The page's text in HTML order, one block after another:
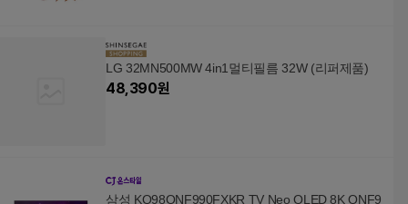
LG 32MN500MW 4in1멀티필름 32W (리퍼제품)
48,390원
삼성 KQ98QNF990FXKR TV Neo QLED 8K QNF9